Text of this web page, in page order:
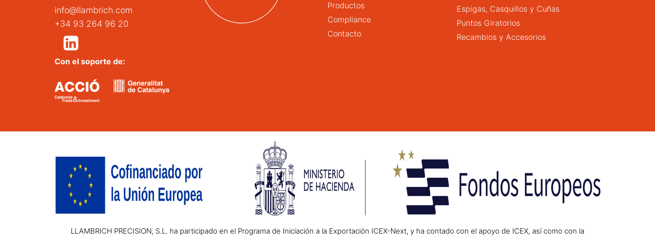
info@llambrich.com
+34 93 264 96 20
Productos
Compliance
Contacto
Espigas, Casquillos y Cuñas
Puntos Giratorios
Recambios y Accesorios
Con el soporte de:
LLAMBRICH PRECISION, S.L. ha participado en el Programa de Iniciación a la Exportación ICEX-Next, y ha contado con el apoyo de ICEX, así como con la